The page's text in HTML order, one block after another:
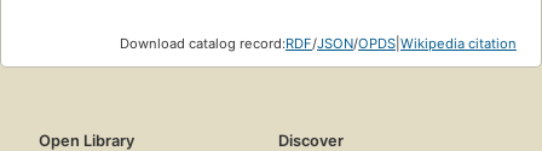
Download catalog record:RDF/JSON/OPDS Wikipedia citation
Open Library
Discover